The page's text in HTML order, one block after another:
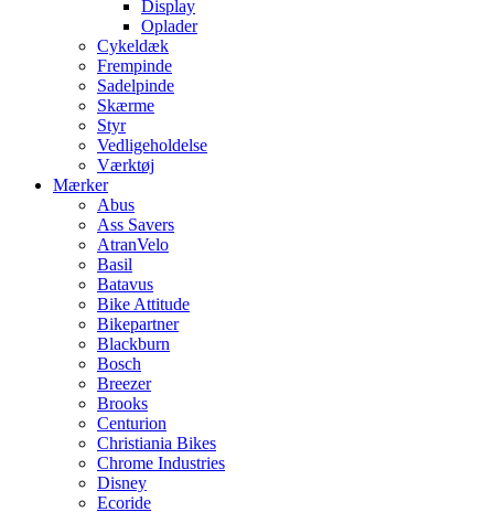
Display
Oplader
Cykeldæk
Frempinde
Sadelpinde
Skærme
Styr
Vedligeholdelse
Værktøj
Mærker
Abus
Ass Savers
AtranVelo
Basil
Batavus
Bike Attitude
Bikepartner
Blackburn
Bosch
Breezer
Brooks
Centurion
Christiania Bikes
Chrome Industries
Disney
Ecoride